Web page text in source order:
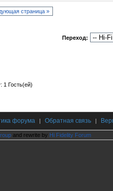
страница »
Переход:
1 Гость(ей)
форума | Обратная связь |
and rewrite by Hi Fidelity Forum